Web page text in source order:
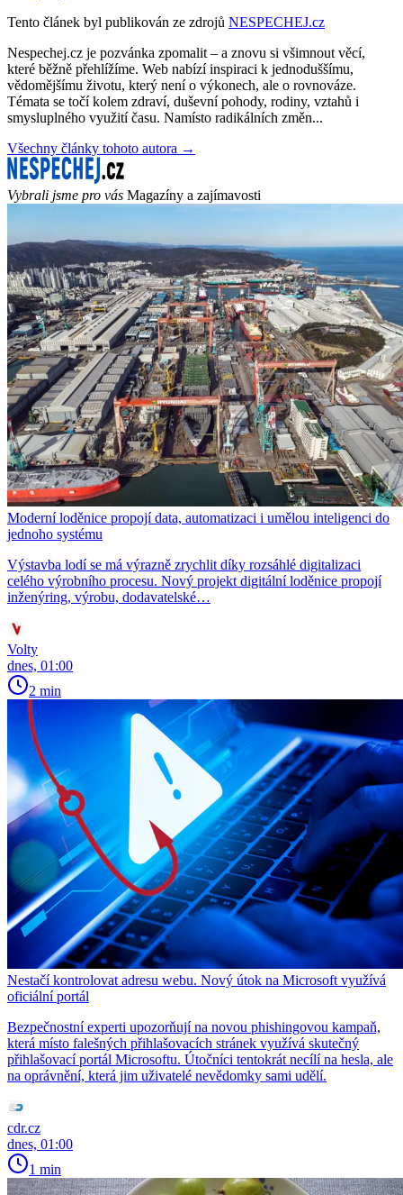
Tento článek byl publikován ze zdrojů NESPECHEJ.cz
Nespechej.cz je pozvánka zpomalit – a znovu si všimnout věcí,
které běžně přehlížíme. Web nabízí inspiraci k jednoduššímu,
vědomějšímu životu, který není o výkonech, ale o rovnováze.
Témata se točí kolem zdraví, duševní pohody, rodiny, vztahů i
smysluplného využití času. Namísto radikálních změn...
Všechny články tohoto autora →
Vybrali jsme pro vás Magazíny a zajímavosti
Moderní loděnice propojí data, automatizaci i umělou inteligenci do
jednoho systému
Výstavba lodí se má výrazně zrychlit díky rozsáhlé digitalizaci
celého výrobního procesu. Nový projekt digitální loděnice propojí
inženýring, výrobu, dodavatelské…
Volty
dnes, 01:00
2 min
Nestačí kontrolovat adresu webu. Nový útok na Microsoft využívá
oficiální portál
Bezpečnostní experti upozorňují na novou phishingovou kampaň,
která místo falešných přihlašovacích stránek využívá skutečný
přihlašovací portál Microsoftu. Útočníci tentokrát necílí na hesla, ale
na oprávnění, která jim uživatelé nevědomky sami udělí.
cdr.cz
dnes, 01:00
1 min